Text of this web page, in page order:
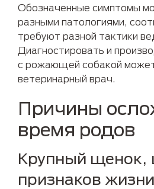
Обозначенные симптомы
разными патологиями,
требуют разной тактики
Диагностировать и
с рожающей собакой
ветеринарный врач.
Причины
время родов
Крупный щенок,
признаков